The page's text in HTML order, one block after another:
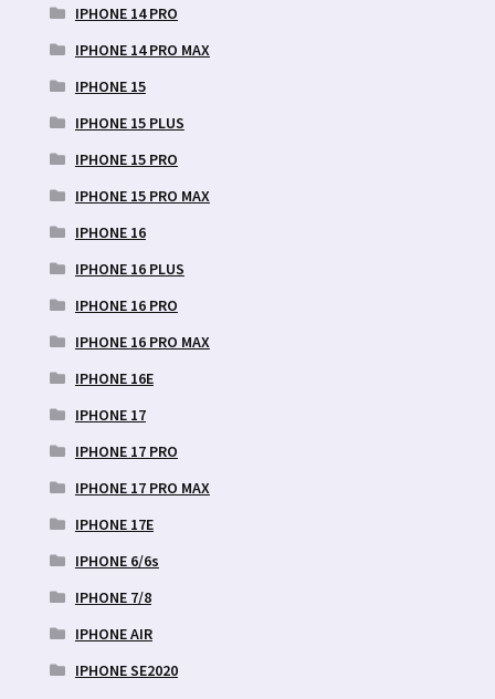
IPHONE 14 PRO
IPHONE 14 PRO MAX
IPHONE 15
IPHONE 15 PLUS
IPHONE 15 PRO
IPHONE 15 PRO MAX
IPHONE 16
IPHONE 16 PLUS
IPHONE 16 PRO
IPHONE 16 PRO MAX
IPHONE 16E
IPHONE 17
IPHONE 17 PRO
IPHONE 17 PRO MAX
IPHONE 17E
IPHONE 6/6s
IPHONE 7/8
IPHONE AIR
IPHONE SE2020